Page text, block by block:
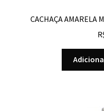
CACHAÇA AMARELA